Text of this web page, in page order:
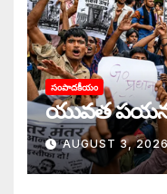
సంపాదకీయం
యువత
AUGUST 3, 2026